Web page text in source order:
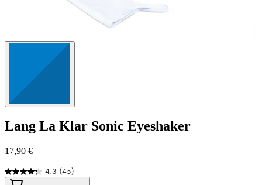
Lang La Klar Sonic Eyeshaker
17,90 €
4.3 (45)
4.3